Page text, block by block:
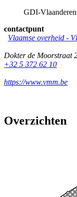
GDI-
contactpunt
Vlaamse overheid -
Dokter de Moorstraat
+32 5 372 62 10
https://www.vmm.be
Overzichten